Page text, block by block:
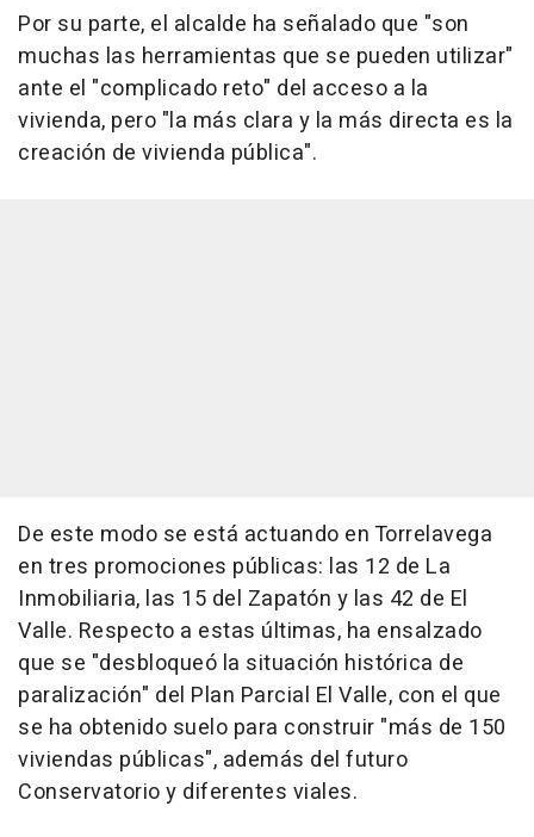
Por su parte, el alcalde ha señalado que "son
muchas las herramientas que se pueden utilizar"
ante el "complicado reto" del acceso a la
vivienda, pero "la más clara y la más directa es la
creación de vivienda pública".
De este modo se está actuando en Torrelavega
en tres promociones públicas: las 12 de La
Inmobiliaria, las 15 del Zapatón y las 42 de El
Valle. Respecto a estas últimas, ha ensalzado
que se "desbloqueó la situación histórica de
paralización" del Plan Parcial El Valle, con el que
se ha obtenido suelo para construir "más de 150
viviendas públicas", además del futuro
Conservatorio y diferentes viales.